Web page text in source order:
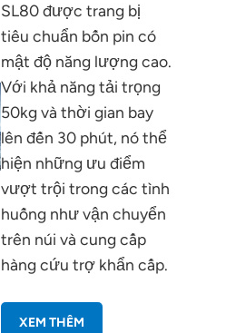
SL80 được trang bị
tiêu chuẩn bốn pin có
mật độ năng lượng cao.
Với khả năng tải trọng
50kg và thời gian bay
lên đến 30 phút, nó thể
hiện những ưu điểm
vượt trội trong các tình
huống như vận chuyển
trên núi và cung cấp
hàng cứu trợ khẩn cấp.
XEM THÊM